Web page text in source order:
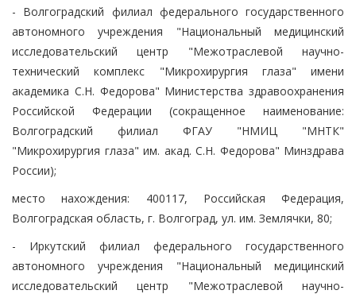
- Волгоградский филиал федерального государственного
автономного учреждения "Национальный медицинский
исследовательский центр "Межотраслевой научно-
технический комплекс "Микрохирургия глаза" имени
академика С.Н. Федорова" Министерства здравоохранения
Российской Федерации (сокращенное наименование:
Волгоградский филиал ФГАУ "НМИЦ "МНТК"
"Микрохирургия глаза" им. акад. С.Н. Федорова" Минздрава
России);
место нахождения: 400117, Российская Федерация,
Волгоградская область, г. Волгоград, ул. им. Землячки, 80;
- Иркутский филиал федерального государственного
автономного учреждения "Национальный медицинский
исследовательский центр "Межотраслевой научно-